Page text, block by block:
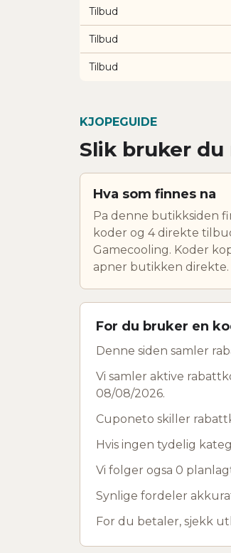
Tilbud
Tilbud
Tilbud
KJOPEGUIDE
Slik bruker du
Hva som finnes na
Pa denne butikksiden
koder og 4 direkte
Gamecooling. Koder
apner butikken direkte.
For du bruker en
Denne siden samler
Vi samler aktive
08/08/2026.
Cuponeto skiller
Hvis ingen tydelig
Vi folger ogsa 0
Synlige fordeler
For du betaler, sjekk